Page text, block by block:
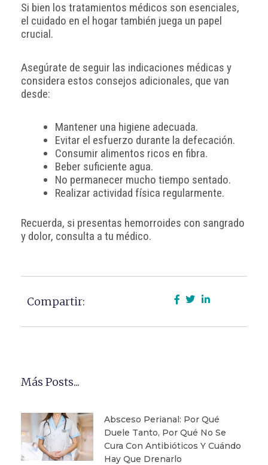
Si bien los tratamientos médicos son esenciales,
el cuidado en el hogar también juega un papel
crucial.
Asegúrate de seguir las indicaciones médicas y
considera estos consejos adicionales, que van
desde:
Mantener una higiene adecuada.
Evitar el esfuerzo durante la defecación.
Consumir alimentos ricos en fibra.
Beber suficiente agua.
No permanecer mucho tiempo sentado.
Realizar actividad física regularmente.
Recuerda, si presentas hemorroides con sangrado
y dolor, consulta a tu médico.
Compartir:
Más Posts...
Absceso Perianal: Por Qué
Duele Tanto, Por Qué No Se
Cura Con Antibióticos Y Cuándo
Hay Que Drenarlo